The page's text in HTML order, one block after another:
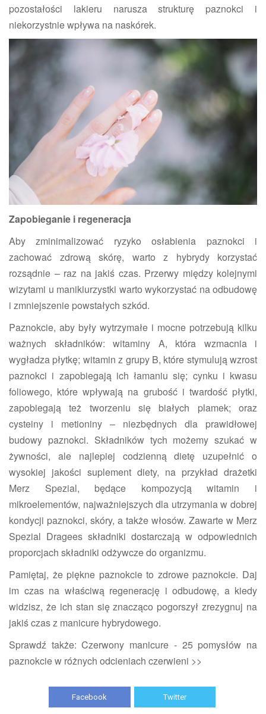
pozostałości lakieru narusza strukturę paznokci i
niekorzystnie wpływa na naskórek.
Zapobieganie i regeneracja
Aby zminimalizować ryzyko osłabienia paznokci i
zachować zdrową skórę, warto z hybrydy korzystać
rozsądnie – raz na jakiś czas. Przerwy między kolejnymi
wizytami u manikiurzystki warto wykorzystać na odbudowę
i zmniejszenie powstałych szkód.
Paznokcie, aby były wytrzymałe i mocne potrzebują kilku
ważnych składników: witaminy A, która wzmacnia i
wygładza płytkę; witamin z grupy B, które stymulują wzrost
paznokci i zapobiegają ich łamaniu się; cynku i kwasu
foliowego, które wpływają na grubość i twardość płytki,
zapobiegają też tworzeniu się białych plamek; oraz
cysteiny i metioniny – niezbędnych dla prawidłowej
budowy paznokci. Składników tych możemy szukać w
żywności, ale najlepiej codzienną dietę uzupełnić o
wysokiej jakości suplement diety, na przykład drażetki
Merz Spezial, będące kompozycją witamin i
mikroelementów, najważniejszych dla utrzymania w dobrej
kondycji paznokci, skóry, a także włosów. Zawarte w Merz
Spezial Dragees składniki dostarczają w odpowiednich
proporcjach składniki odżywcze do organizmu.
Pamiętaj, że piękne paznokcie to zdrowe paznokcie. Daj
im czas na właściwą regenerację i odbudowę, a kiedy
widzisz, że ich stan się znacząco pogorszył zrezygnuj na
jakiś czas z manicure hybrydowego.
Sprawdź także:Czerwony manicure - 25 pomysłów na
paznokcie w różnych odcieniach czerwieni >>
Facebook Twitter